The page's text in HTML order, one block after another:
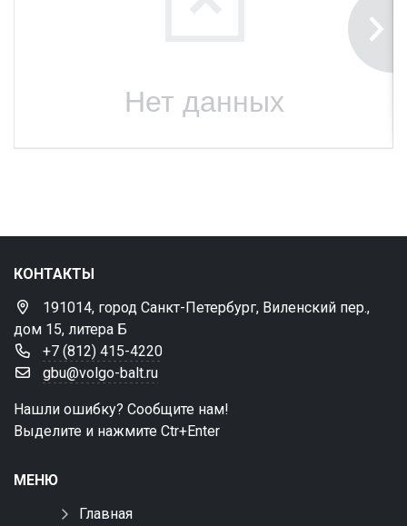
Выбрать все Отменить все
Нет данных
КОНТАКТЫ
191014, город Санкт-Петербург, Виленский пер.,
дом 15, литера Б
+7 (812) 415-4220
gbu@volgo-balt.ru
Нашли ошибку? Сообщите нам!
Выделите и нажмите Ctr+Enter
МЕНЮ
Главная